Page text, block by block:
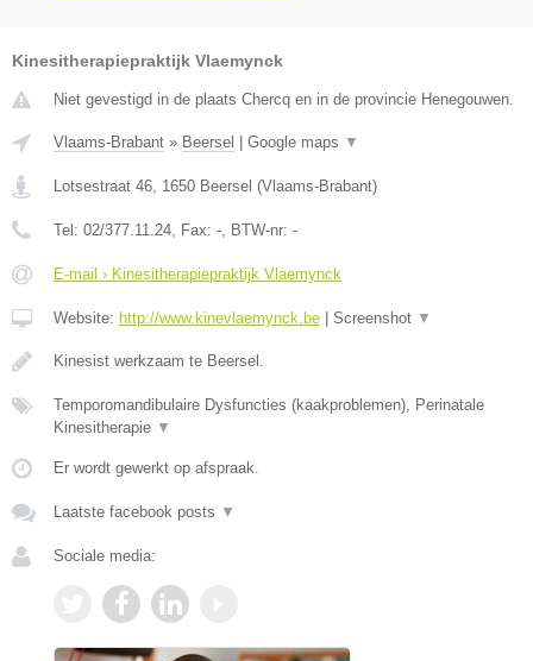
Kinesitherapiepraktijk Vlaemynck
Niet gevestigd in de plaats Chercq en in de provincie Henegouwen.
Vlaams-Brabant » Beersel Google maps ▼
Lotsestraat 46, 1650 Beersel (Vlaams-Brabant)
Tel: 02/377.11.24, Fax: -, BTW-nr: -
E-mail › Kinesitherapiepraktijk Vlaemynck
Website: http://www.kinevlaemynck.be Screenshot ▼
Kinesist werkzaam te Beersel.
Temporomandibulaire Dysfuncties (kaakproblemen), Perinatale
Kinesitherapie ▼
Er wordt gewerkt op afspraak.
Laatste facebook posts ▼
Sociale media: